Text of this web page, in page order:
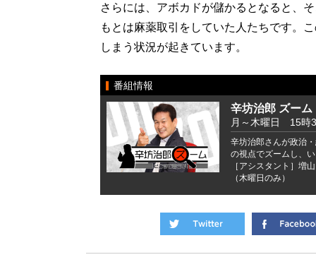
さらには、アボカドが儲かるとなると、
もとは麻薬取引をしていた人たちです。
しまう状況が起きています。
番組情報
辛坊治郎 ズー
月～木曜日 15
辛坊治郎さんが政治
の視点でズームし、
［アシスタント］増
（木曜日のみ）